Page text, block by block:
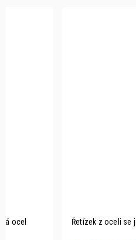
ocel Řetízek z oceli se